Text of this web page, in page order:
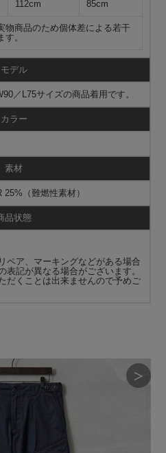
112cm 85cm
物商品のため個体差による若干
。
モデル
／L75サイズの商品着用です。
カラー
素材
（難燃性素材）
品状態
ペア、マーキングなどがある場合
表記が異なる場合がございます。
だくことは出来ませんので予めご
＞